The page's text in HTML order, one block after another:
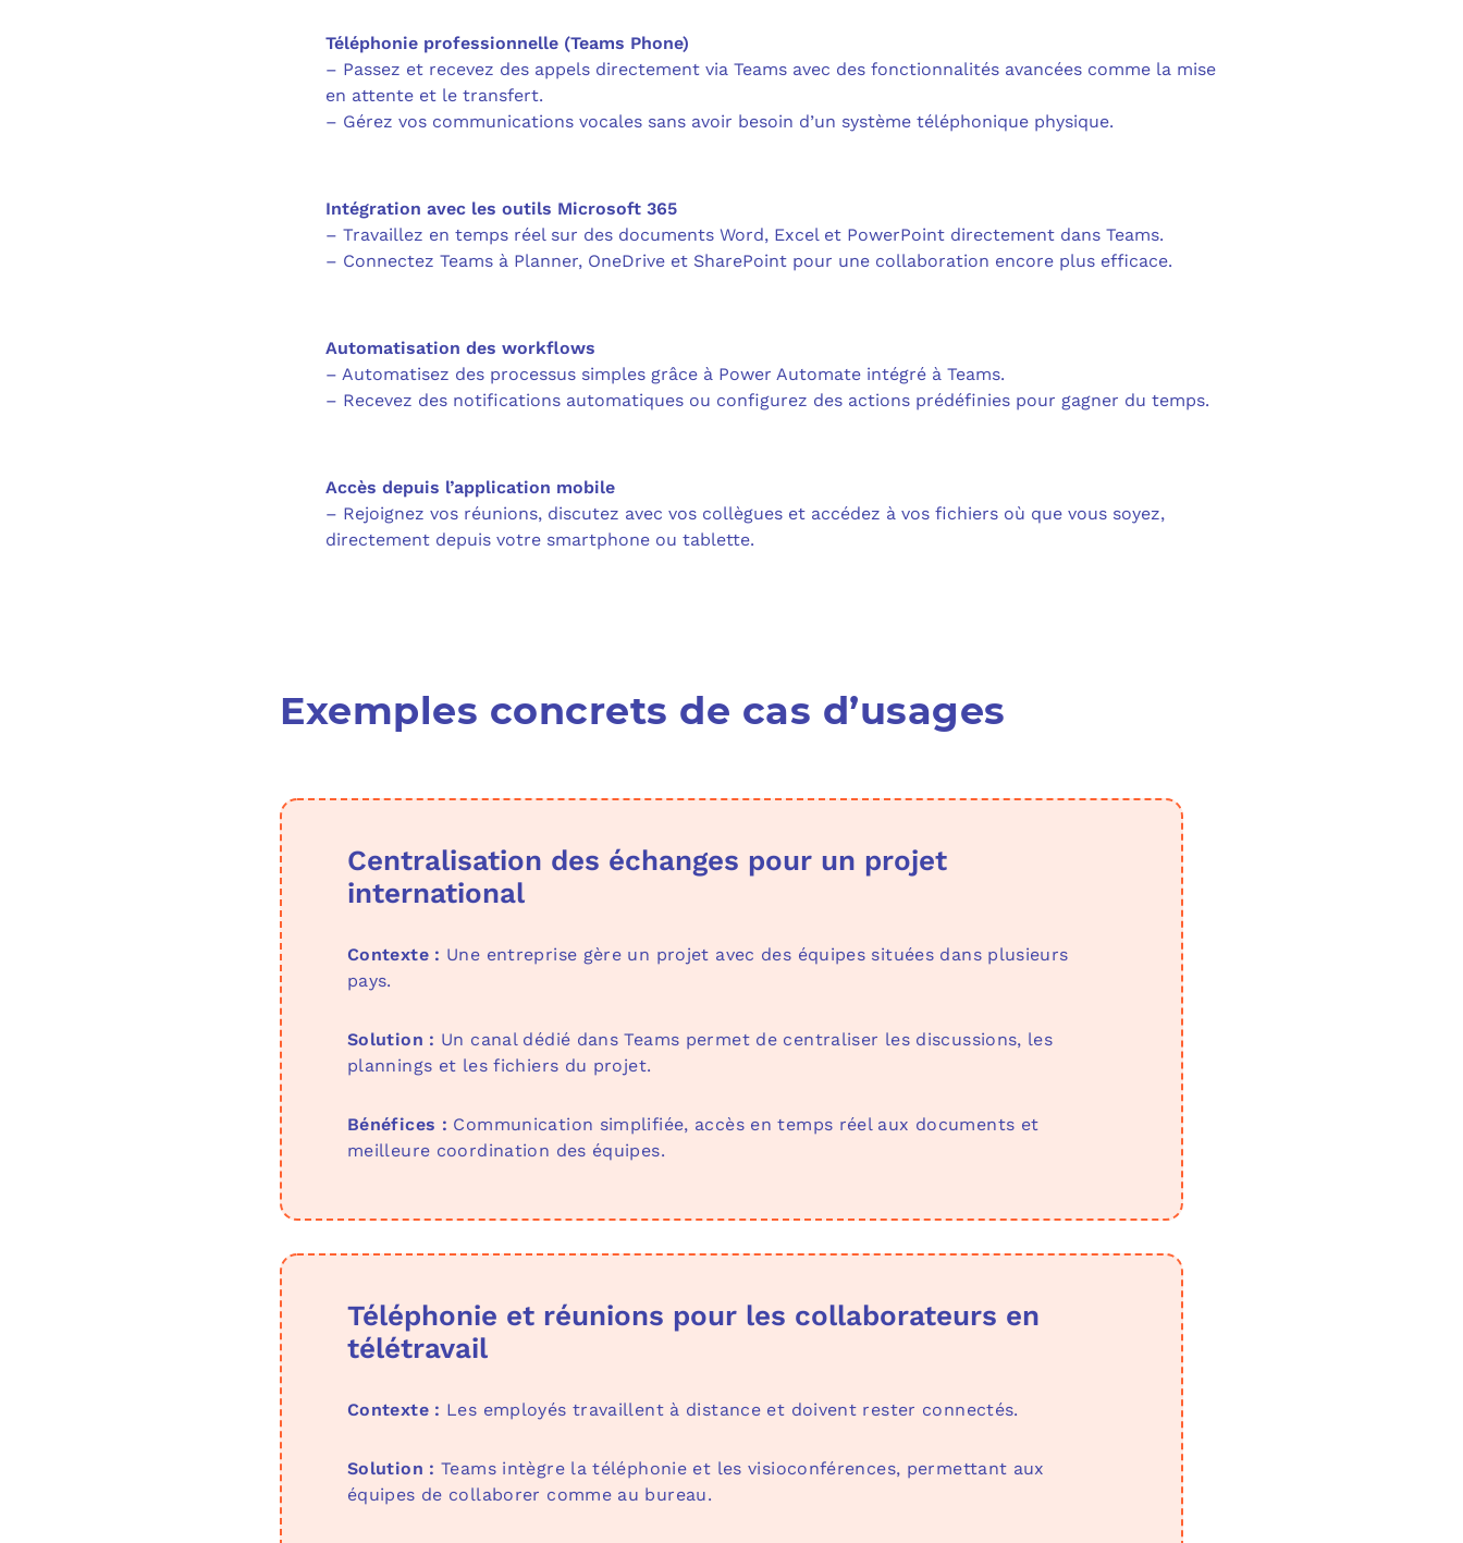
Téléphonie professionnelle (Teams Phone)
– Passez et recevez des appels directement via Teams avec des fonctionnalités avancées comme la mise
en attente et le transfert.
– Gérez vos communications vocales sans avoir besoin d’un système téléphonique physique.
Intégration avec les outils Microsoft 365
– Travaillez en temps réel sur des documents Word, Excel et PowerPoint directement dans Teams.
– Connectez Teams à Planner, OneDrive et SharePoint pour une collaboration encore plus efficace.
Automatisation des workflows
– Automatisez des processus simples grâce à Power Automate intégré à Teams.
– Recevez des notifications automatiques ou configurez des actions prédéfinies pour gagner du temps.
Accès depuis l’application mobile
– Rejoignez vos réunions, discutez avec vos collègues et accédez à vos fichiers où que vous soyez,
directement depuis votre smartphone ou tablette.
Exemples concrets de cas d’usages
Centralisation des échanges pour un projet
international
Contexte : Une entreprise gère un projet avec des équipes situées dans plusieurs
pays.
Solution : Un canal dédié dans Teams permet de centraliser les discussions, les
plannings et les fichiers du projet.
Bénéfices : Communication simplifiée, accès en temps réel aux documents et
meilleure coordination des équipes.
Téléphonie et réunions pour les collaborateurs en
télétravail
Contexte : Les employés travaillent à distance et doivent rester connectés.
Solution :Teams intègre la téléphonie et les visioconférences, permettant aux
équipes de collaborer comme au bureau.